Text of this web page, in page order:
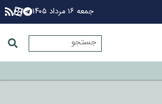
جمعه ۱۶ مرداد ۱۴۰۵